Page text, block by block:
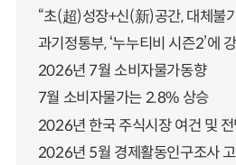
“초(超)성장+신(新)공간, 대체불
과기정통부, ‘누누티비 시즌2’에
2026년 7월 소비자물가동향
7월 소비자물가는 2.8% 상승
2026년 한국 주식시장 여건 및
2026년 5월 경제활동인구조사